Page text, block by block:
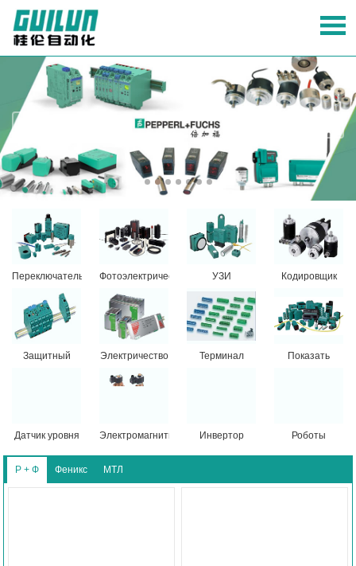
Переключатель
приближения
Фотоэлектрический
переключатель
УЗИ
ультразвуковой
датчик
Кодировщик
Защитный Электричество Терминал Показать
Датчик уровня
жидкости
Электромагнитный Инвертор Роботы
Р + Ф Феникс МТЛ